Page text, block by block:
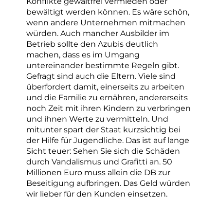
bewältigt werden können. Es wäre schön,
wenn andere Unternehmen mitmachen
würden. Auch mancher Ausbilder im
Betrieb sollte den Azubis deutlich
machen, dass es im Umgang
untereinander bestimmte Regeln gibt.
Gefragt sind auch die Eltern. Viele sind
überfordert damit, einerseits zu arbeiten
und die Familie zu ernähren, andererseits
noch Zeit mit ihren Kindern zu verbringen
und ihnen Werte zu vermitteln. Und
mitunter spart der Staat kurzsichtig bei
der Hilfe für Jugendliche. Das ist auf lange
Sicht teuer: Sehen Sie sich die Schäden
durch Vandalismus und Grafitti an. 50
Millionen Euro muss allein die DB zur
Beseitigung aufbringen. Das Geld würden
wir lieber für den Kunden einsetzen.